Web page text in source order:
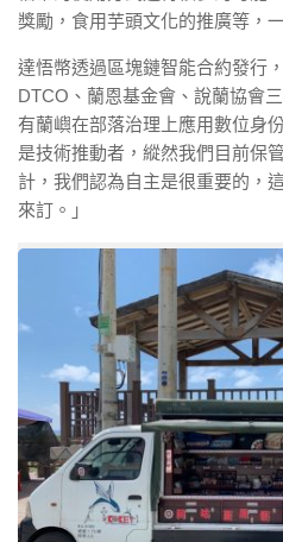
獎勵，食用芋頭文化的推廣等，
達悟幣透過區塊鏈智能合約發行
DTCO、蘭恩基金會、說蘭協會
有蘭嶼在部落治理上應用數位身
是技術推動者，縱然我們目前保
計，我們認為自主是很重要的，
來訂。」